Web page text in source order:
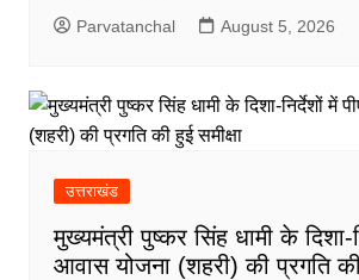
Parvatanchal August 5, 2026
उत्तराखंड
मुख्यमंत्री पुष्कर सिंह धामी के दिशा-
आवास योजना (शहरी) की प्रगति की